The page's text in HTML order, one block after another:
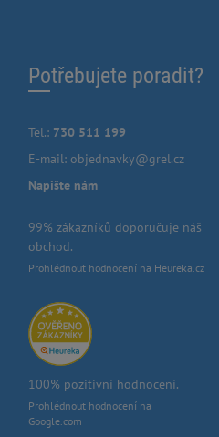
Potřebujete poradit?
Tel.: 730 511 199
E-mail: objednavky@grel.cz
Napište nám
99% zákazníků doporučuje náš
obchod.
Prohlédnout hodnocení na Heureka.cz
100% pozitivní hodnocení.
Prohlédnout hodnocení na
Google.com